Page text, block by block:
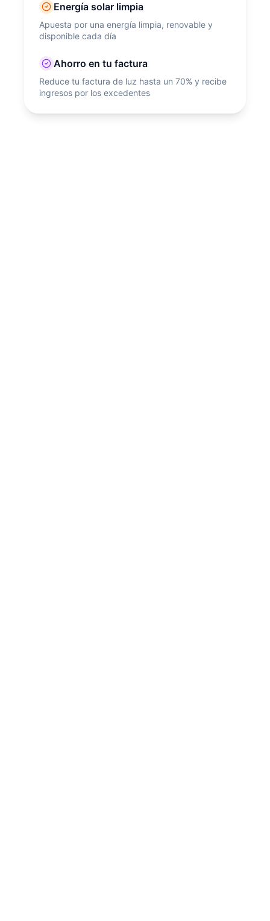
Energía solar limpia
Apuesta por una energía limpia, renovable y
disponible cada día
Ahorro en tu factura
Reduce tu factura de luz hasta un 70% y recibe
ingresos por los excedentes